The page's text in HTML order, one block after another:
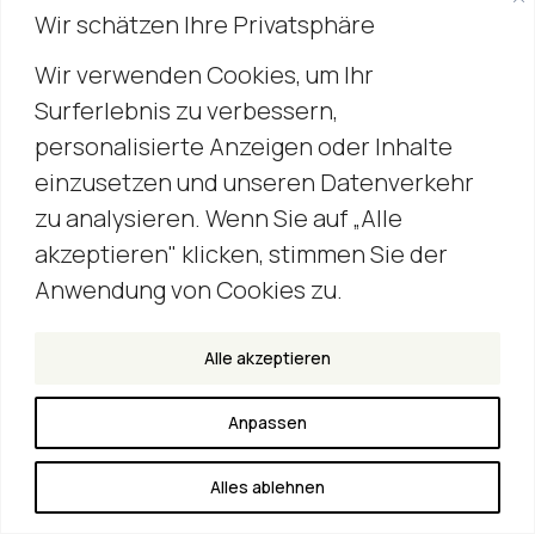
Wir schätzen Ihre Privatsphäre
Wir verwenden Cookies, um Ihr
Surferlebnis zu verbessern,
personalisierte Anzeigen oder Inhalte
einzusetzen und unseren Datenverkehr
zu analysieren. Wenn Sie auf „Alle
akzeptieren" klicken, stimmen Sie der
Anwendung von Cookies zu.
Anpassen
Alles ablehnen
Alle akzeptieren
techteam GmbH
Plinganserstraße 24
81369 München
Kontakt
+49 (0) 89 – 45 35 17 92
hello@techteam.de
Social
Datenschutzerklärung